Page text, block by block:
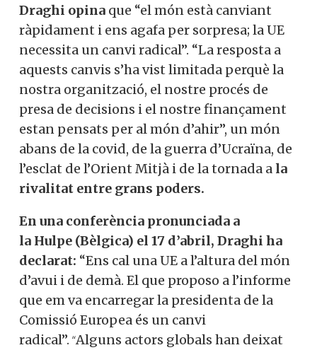
Draghi opina que “el món està canviant
ràpidament i ens agafa per sorpresa; la UE
necessita un canvi radical”. “La resposta a
aquests canvis s’ha vist limitada perquè la
nostra organització, el nostre procés de
presa de decisions i el nostre finançament
estan pensats per al món d’ahir”, un món
abans de la covid, de la guerra d’Ucraïna, de
l’esclat de l’Orient Mitjà i de la tornada a la
rivalitat entre grans poders.
En una conferència pronunciada a
la Hulpe (Bèlgica) el 17 d’abril, Draghi ha
declarat: “Ens cal una UE a l’altura del món
d’avui i de demà. El que proposo a l’informe
que em va encarregar la presidenta de la
Comissió Europea és un canvi
radical”. “Alguns actors globals han deixat